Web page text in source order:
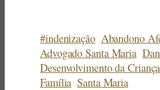
#indenização Abandono
Advogado Santa Maria
Desenvolvimento da Criança
Família Santa Maria